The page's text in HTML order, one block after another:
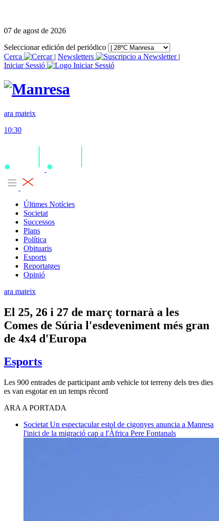
07 de agost de 2026
Seleccionar edición del periódico
Cerca
| Newsletters
|
Iniciar Sessió
ara mateix
10:30
Últimes Notícies
Societat
Successos
Plans
Política
Obituaris
Esports
Reportatges
Opinió
ara mateix
El 25, 26 i 27 de març tornarà a les
Comes de Súria l'esdeveniment més gran
de 4x4 d'Europa
Esports
Les 900 entrades de participant amb vehicle tot terreny dels tres dies
es van esgotar en un temps rècord
ARA A PORTADA
Societat Un espectacular estol de cigonyes anuncia a Manresa
l'inici de la migració cap a l'Àfrica Pere Fontanals